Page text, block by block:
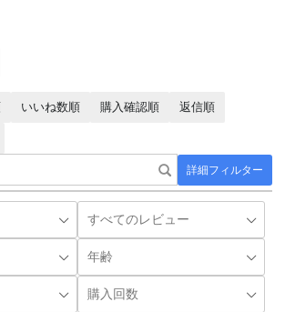
詳細フィルター
いいね数順 購入確認順 返信順